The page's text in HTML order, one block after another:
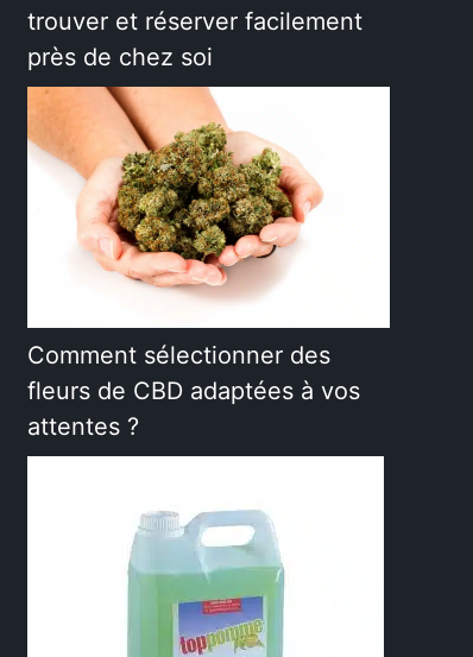
trouver et réserver facilement
près de chez soi
Comment sélectionner des
fleurs de CBD adaptées à vos
attentes ?